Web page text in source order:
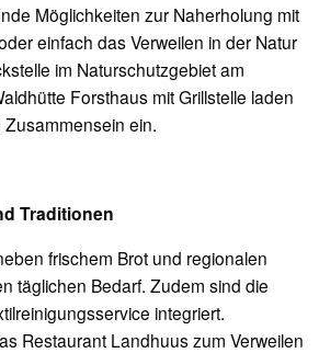
Möglichkeiten zur Naherholung mit
einfach das Verweilen in der Natur
im Naturschutzgebiet am
Forsthaus mit Grillstelle laden
ein.
Traditionen
frischem Brot und regionalen
täglichen Bedarf. Zudem sind die
integriert.
Restaurant Landhuus zum Verweilen